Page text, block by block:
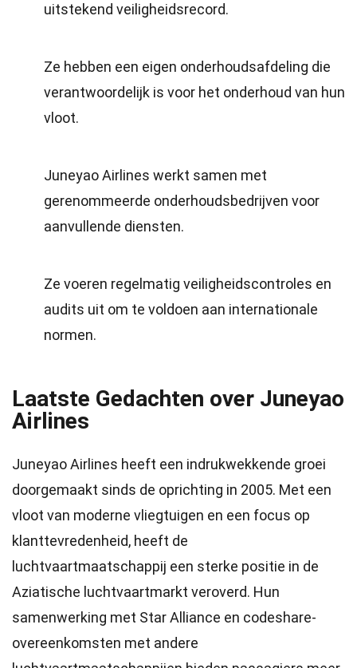
uitstekend veiligheidsrecord.
Ze hebben een eigen onderhoudsafdeling die
verantwoordelijk is voor het onderhoud van hun
vloot.
Juneyao Airlines werkt samen met
gerenommeerde onderhoudsbedrijven voor
aanvullende diensten.
Ze voeren regelmatig veiligheidscontroles en
audits uit om te voldoen aan internationale
normen.
Laatste Gedachten over Juneyao
Airlines
Juneyao Airlines heeft een indrukwekkende groei
doorgemaakt sinds de oprichting in 2005. Met een
vloot van moderne vliegtuigen en een focus op
klanttevredenheid, heeft de
luchtvaartmaatschappij een sterke positie in de
Aziatische luchtvaartmarkt veroverd. Hun
samenwerking met Star Alliance en codeshare-
overeenkomsten met andere